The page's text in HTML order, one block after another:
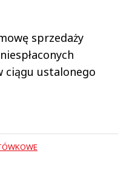
sprzedaży
ciągu ustalonego